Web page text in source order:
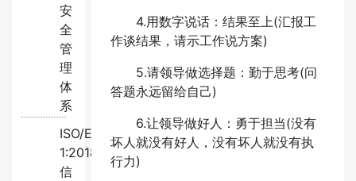
安
全
管
理
体
系
ISO/EC20000-
1:2018
信
4.用数字说话：结果至上(汇报工
作谈结果，请示工作说方案)
5.请领导做选择题：勤于思考(问
答题永远留给自己)
6.让领导做好人：勇于担当(没有
坏人就没有好人，没有坏人就没有执
行力)